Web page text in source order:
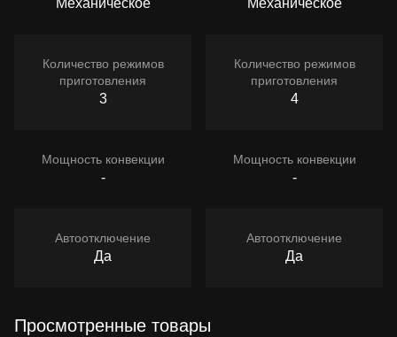
Механическое
Количество режимов
приготовления
3
Мощность конвекции
-
Автоотключение
Да
Механическое
Количество режимов
приготовления
4
Мощность конвекции
-
Автоотключение
Да
Просмотренные товары